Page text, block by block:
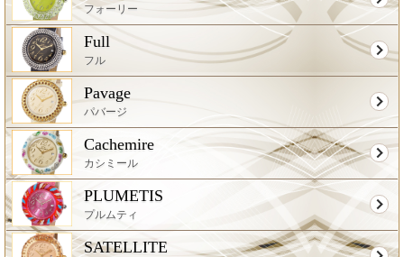
フォーリー
Full
フル
Pavage
パバージ
Cachemire
カシミール
PLUMETIS
プルムティ
SATELLITE